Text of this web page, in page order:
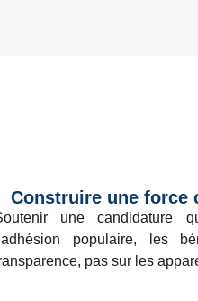
Construire une force
une candidature
populaire, les
pas sur les